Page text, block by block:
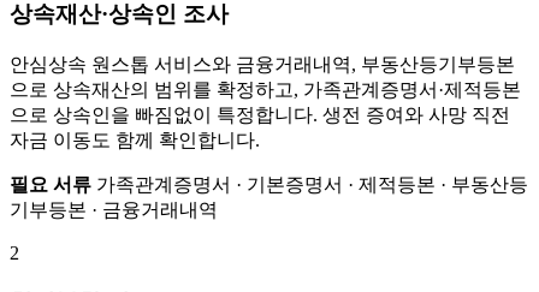
상속재산·상속인 조사
안심상속 원스톱 서비스와 금융거래내역, 부동산등기부등본
으로 상속재산의 범위를 확정하고, 가족관계증명서·제적등본
으로 상속인을 빠짐없이 특정합니다. 생전 증여와 사망 직전
자금 이동도 함께 확인합니다.
필요 서류 가족관계증명서 · 기본증명서 · 제적등본 · 부동산등
기부등본 · 금융거래내역
2